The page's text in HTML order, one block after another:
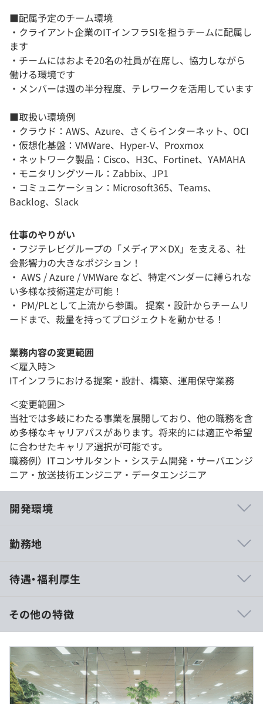
■配属予定のチーム環境
・クライアント企業のITインフラSIを担うチームに配属し
ます
・チームにはおよそ20名の社員が在席し、協力しながら
働ける環境です
・メンバーは週の半分程度、テレワークを活用しています
■取扱い環境例
・クラウド：AWS、Azure、さくらインターネット、OCI
・仮想化基盤：VMWare、Hyper-V、Proxmox
・ネットワーク製品：Cisco、H3C、Fortinet、YAMAHA
・モニタリングツール：Zabbix、JP1
・コミュニケーション：Microsoft365、Teams、
Backlog、Slack
仕事のやりがい
・フジテレビグループの「メディア×DX」を支える、社
会影響力の大きなポジション！
・ AWS / Azure / VMWare など、特定ベンダーに縛られな
い多様な技術選定が可能！
・ PM/PLとして上流から参画。 提案・設計からチームリ
ードまで、裁量を持ってプロジェクトを動かせる！
業務内容の変更範囲
＜雇入時＞
ITインフラにおける提案・設計、構築、運用保守業務
＜変更範囲＞
当社では多岐にわたる事業を展開しており、他の職務を含
め多様なキャリアパスがあります。将来的には適正や希望
に合わせたキャリア選択が可能です。
職務例）ITコンサルタント・システム開発・サーバエンジ
ニア・放送技術エンジニア・データエンジニア
開発環境
の融合！）
担う2社が統合し、新生「フジ・ネクステラ・ラボ」が誕
生しました。 放送・エンタメ業界の枠を超え、官公庁や
大手メーカーなど、幅広いクライアントのITインフラを
「一次請け」の立場で支援しています。
お任せしたいのは、単なる保守・運用ではありません。
お客様のビジネス課題に対し、インフラのプロとして「ど
勤務地
待遇・福利厚生
■月給 46.8万円〜56.25万円以上
※残業代は別途支給
※経験・能力を考慮のうえ、当社規定により決定いたしま
す。
その他の特徴